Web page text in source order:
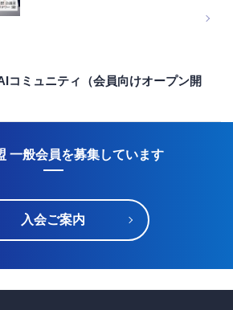
コミュニティ（会員向けオープン開
一般会員を募集しています
入会ご案内